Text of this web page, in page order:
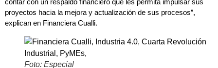
proyectos hacia la mejora y actualización de sus procesos”,
explican en Financiera Cualli.
Foto: Especial